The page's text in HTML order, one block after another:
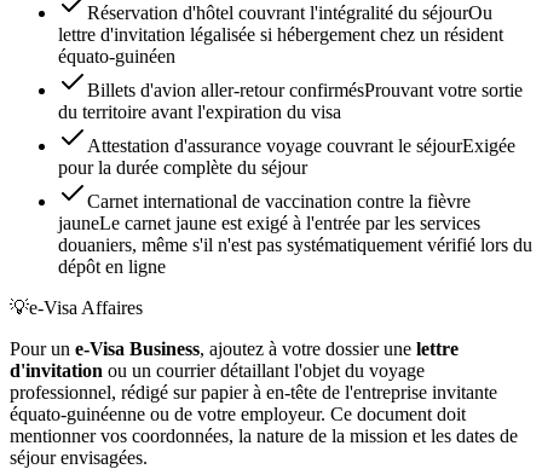
Réservation d'hôtel couvrant l'intégralité du séjourOu
lettre d'invitation légalisée si hébergement chez un résident
équato-guinéen
Billets d'avion aller-retour confirmésProuvant votre sortie
du territoire avant l'expiration du visa
Attestation d'assurance voyage couvrant le séjourExigée
pour la durée complète du séjour
Carnet international de vaccination contre la fièvre
jauneLe carnet jaune est exigé à l'entrée par les services
douaniers, même s'il n'est pas systématiquement vérifié lors du
dépôt en ligne
💡e-Visa Affaires
Pour un e-Visa Business, ajoutez à votre dossier une lettre
d'invitation ou un courrier détaillant l'objet du voyage
professionnel, rédigé sur papier à en-tête de l'entreprise invitante
équato-guinéenne ou de votre employeur. Ce document doit
mentionner vos coordonnées, la nature de la mission et les dates de
séjour envisagées.